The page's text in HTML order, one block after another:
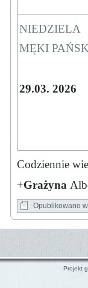
NIEDZIELA
MĘKI
29.03. 2026
Codziennie
+Grażyna
Opublikowano w
Projekt